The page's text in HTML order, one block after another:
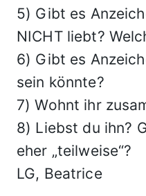
5) Gibt es
NICHT liebt?
6) Gibt es
sein könnte?
7) Wohnt ihr
8) Liebst du ihn?
eher „teilweise“?
LG, Beatrice